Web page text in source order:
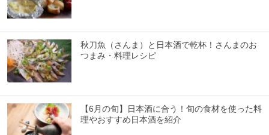
秋刀魚（さんま）と日本酒で乾杯！さんまのお
つまみ・料理レシピ
【6月の旬】日本酒に合う！旬の食材を使った料
理やおすすめ日本酒を紹介